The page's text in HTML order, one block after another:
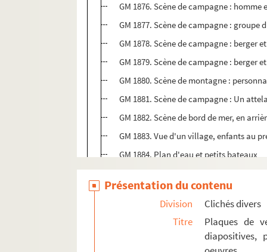
GM 1876. Scène de campagne :
GM 1877. Scène de campagne :
GM 1878. Scène de campagne : berger
GM 1879. Scène de campagne : berger
GM 1880. Scène de montagne :
GM 1881. Scène de campagne : Un
GM 1882. Scène de bord de mer, en
GM 1883. Vue d'un village, enfants au
GM 1884. Plan d'eau et petits bateaux
GM 1885. Scène de bords de mer,
GM 1886. Scène de campagne :
GM 1887. Famille sur la plage,
GM 1888. Scène de bords de mer,
GM 1889. Scène de bords de mer,
Présentation du contenu
Division
Clichés divers
Titre
Plaques de
diapositives,